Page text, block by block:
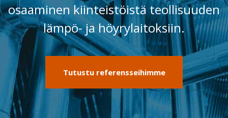
osaaminen kiinteistöistä teollisuuden
lämpö- ja höyrylaitoksiin.
Tutustu referensseihimme